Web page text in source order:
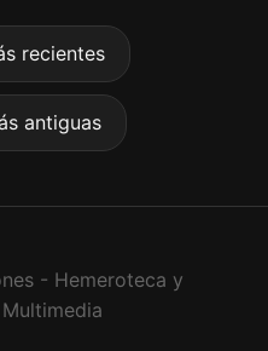
recientes
antiguas
- Hemeroteca y